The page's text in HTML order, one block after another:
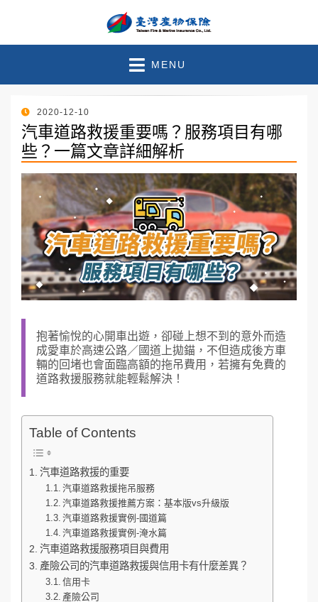
臺灣產物保險 – 官方部落
格
珍惜此刻●守護未來
MENU
POSTED
ON
2020-12-10
汽車道路救援重要嗎？服務項目有哪
些？一篇文章詳細解析
抱著愉悅的心開車出遊，卻碰上想不到的意外而造
成愛車於高速公路／國道上拋錨，不但造成後方車
輛的回堵也會面臨高額的拖吊費用，若擁有免費的
道路救援服務就能輕鬆解決！
Table of Contents
汽車道路救援的重要
汽車道路救援拖吊服務
汽車道路救援推薦方案：基本版vs升級版
汽車道路救援實例-國道篇
汽車道路救援實例-淹水篇
汽車道路救援服務項目與費用
產險公司的汽車道路救援與信用卡有什麼差異？
信用卡
產險公司